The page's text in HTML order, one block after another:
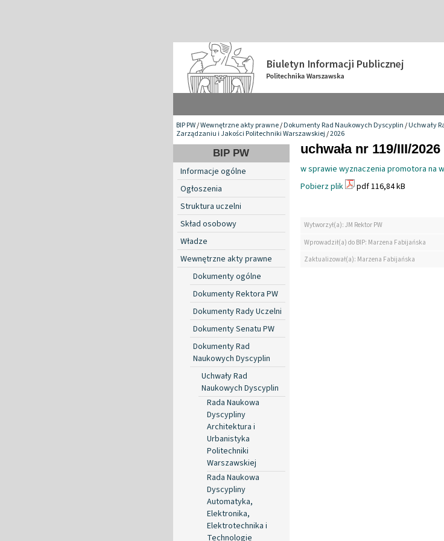
BIP PW/Wewnętrzne akty prawne/Dokumenty Rad Naukowych Dyscyplin/Uchwały
Zarządzaniu i Jakości Politechniki Warszawskiej/2026
BIP PW
Informacje ogólne
Ogłoszenia
Struktura uczelni
Skład osobowy
Władze
Wewnętrzne akty prawne
Dokumenty ogólne
Dokumenty Rektora PW
Dokumenty Rady Uczelni
Dokumenty Senatu PW
Dokumenty Rad
Naukowych Dyscyplin
Uchwały Rad
Naukowych Dyscyplin
Rada Naukowa
Dyscypliny
Architektura i
Urbanistyka
Politechniki
Warszawskiej
Rada Naukowa
Dyscypliny
Automatyka,
Elektronika,
Elektrotechnika i
Technologie
uchwała nr 119/III/
w sprawie wyznaczenia promotora na
Pobierz plik
pdf 116,84 kB
Wytworzył(a): JM Rektor PW
Wprowadził(a) do BIP: Marzena Fabijańska
Zaktualizował(a): Marzena Fabijańska